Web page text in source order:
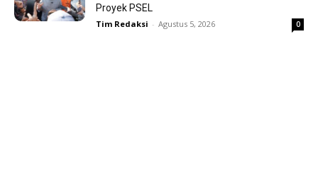
Proyek PSEL
Tim Redaksi - Agustus 5, 2026 0